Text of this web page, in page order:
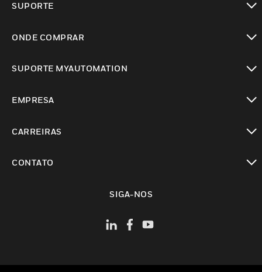
SUPORTE
ONDE COMPRAR
SUPORTE MYAUTOMATION
EMPRESA
CARREIRAS
CONTATO
SIGA-NOS